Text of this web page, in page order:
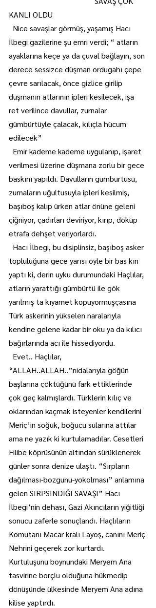
KANLI OLDU
Nice savaşlar görmüş, yaşamış Hacı
İlbegi gazilerine şu emri verdi; “ atların
ayaklarına keçe ya da çuval bağlayın, son
derece sessizce düşman ordugahı çepe
çevre sarılacak, önce gizlice girilip
düşmanın atlarının ipleri kesilecek, işa
ret verilince davullar, zurnalar
gümbürtüyle çalacak, kılıçla hücum
edilecek”
Emir kademe kademe uygulanıp, işaret
verilmesi üzerine düşmana zorlu bir gece
baskını yapıldı. Davulların gümbürtüsü,
zurnaların uğultusuyla ipleri kesilmiş,
başıboş kalıp ürken atlar önüne geleni
çiğniyor, çadırları deviriyor, kırıp, döküp
etrafa dehşet veriyorlardı.
Hacı İlbegi, bu disiplinsiz, başıboş asker
topluluğuna gece yarısı öyle bir bas kın
yaptı ki, derin uyku durumundaki Haçlılar,
atların yarattığı gümbürtü ile gök
yarılmış ta kıyamet kopuyormuşçasına
Türk askerinin yükselen naralarıyla
kendine gelene kadar bir oku ya da kılıcı
bağırlarında acı ile hissediyordu.
Evet.. Haçlılar,
“ALLAH..ALLAH..”nidalarıyla göğün
başlarına çöktüğünü fark ettiklerinde
çok geç kalmışlardı. Türklerin kılıç ve
oklarından kaçmak isteyenler kendilerini
Meriç’in soğuk, boğucu sularına attılar
ama ne yazık ki kurtulamadılar. Cesetleri
Filibe köprüsünün altından sürüklenerek
günler sonra denize ulaştı. “Sırpların
dağılması-bozgunu-yokolması” anlamına
gelen SIRPSINDIĞI SAVAŞI” Hacı
İlbegi’nin dehası, Gazi Akıncıların yiğitliği
sonucu zaferle sonuçlandı. Haçlıların
Komutanı Macar kralı Layoş, canını Meriç
Nehrini geçerek zor kurtardı.
Kurtuluşunu boynundaki Meryem Ana
tasvirine borçlu olduğuna hükmedip
dönüşünde ülkesinde Meryem Ana adına
kilise yaptırdı.